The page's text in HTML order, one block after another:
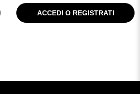
ACCEDI O REGISTRATI